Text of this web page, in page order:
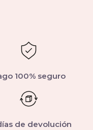
100% seguro
de devolución